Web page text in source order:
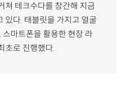
쳐 테크수다를 창간해 지금
있다. 태블릿을 가지고 얼굴
스마트폰을 활용한 현장 라
초로 진행했다.